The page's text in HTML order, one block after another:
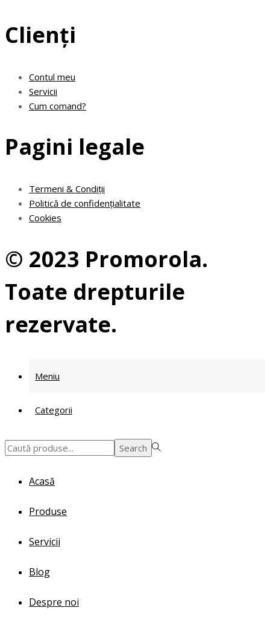
Clienți
Contul meu
Servicii
Cum comand?
Pagini legale
Termeni & Condiții
Politică de confidențialitate
Cookies
© 2023 Promorola.
Toate drepturile
rezervate.
Meniu
Categorii
Search
Search
Acasă
Produse
Servicii
Blog
Despre noi